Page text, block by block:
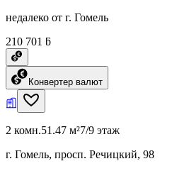
недалеко от г. Гомель
210 701 ƃ
Конвертер валют
2 комн.51.47 м²7/9 этаж
г. Гомель, просп. Речицкий, 98